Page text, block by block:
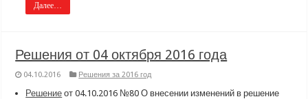
Далее…
Решения от 04 октября 2016 года
04.10.2016 Решения за 2016 год
Решение от 04.10.2016 №80 О внесении изменений в решение